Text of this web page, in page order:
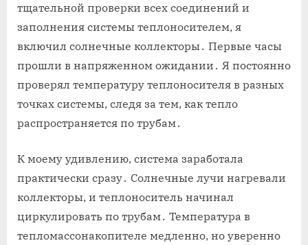
тщательной проверки всех соединений и
заполнения системы теплоносителем, я
включил солнечные коллекторы․ Первые часы
прошли в напряженном ожидании․ Я постоянно
проверял температуру теплоносителя в разных
точках системы, следя за тем, как тепло
распространяется по трубам․
К моему удивлению, система заработала
практически сразу․ Солнечные лучи нагревали
коллекторы, и теплоноситель начинал
циркулировать по трубам․ Температура в
тепломассонакопителе медленно, но уверенно